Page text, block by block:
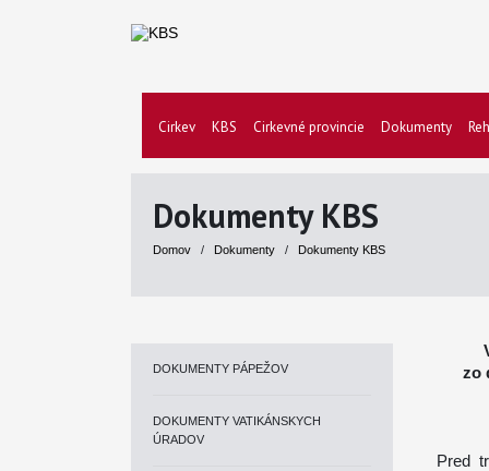
Cirkev KBS Cirkevné provincie Dokumenty
Dokumenty KBS
Domov / Dokumenty / Dokumenty KBS
DOKUMENTY PÁPEŽOV
DOKUMENTY VATIKÁNSKYCH
ÚRADOV
zo
Pred